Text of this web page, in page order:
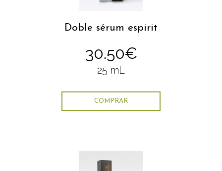
Doble sérum espirit
30.50€
25 mL
COMPRAR